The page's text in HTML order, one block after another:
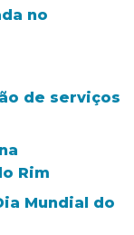
no
de serviços
Rim
Mundial do